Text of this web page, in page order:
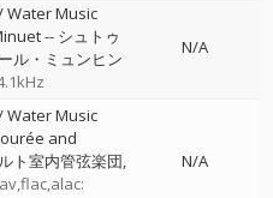
Water Music
-- シュトゥ
ル・ミュンヒン
N/A
Water Music
and
ト室内管弦楽団
N/A